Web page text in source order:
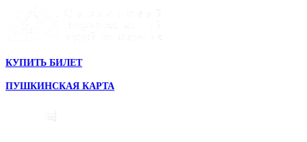
КУПИТЬ БИЛЕТ
ПУШКИНСКАЯ КАРТА